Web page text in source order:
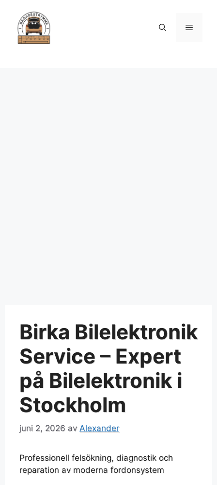
Birka Bilelektronik
Service – Expert
på Bilelektronik i
Stockholm
juni 2, 2026 av Alexander
Professionell felsökning, diagnostik och
reparation av moderna fordonsystem